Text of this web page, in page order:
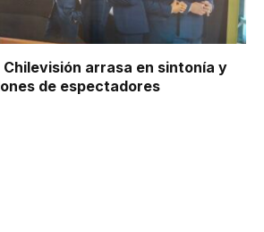
arrasa en sintonía y
de espectadores